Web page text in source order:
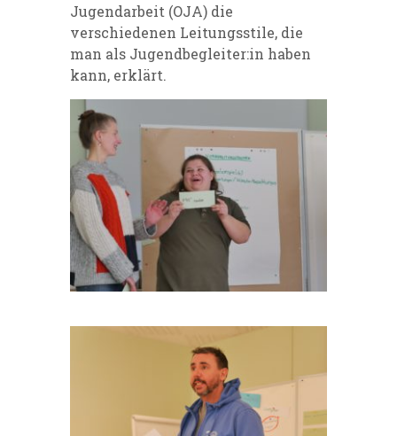
Jugendarbeit (OJA) die
verschiedenen Leitungsstile, die
man als Jugendbegleiter:in haben
kann, erklärt.